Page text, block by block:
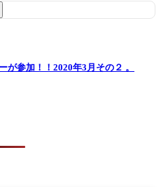
参加！！2020年3月その２ 。